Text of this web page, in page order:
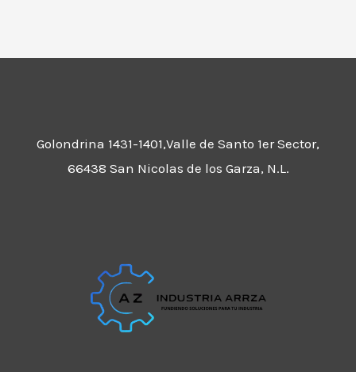
Golondrina 1431-1401,Valle de Santo 1er Sector,
66438 San Nicolas de los Garza, N.L.